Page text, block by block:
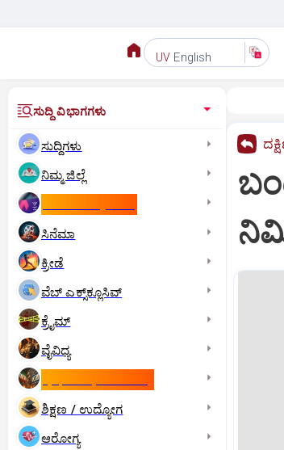
UV English
ಸುದ್ದಿ ವಿಭಾಗಗಳು
ಸುದ್ದಿಗಳು
ನಿಮ್ಮ ಜಿಲ್ಲೆ
ಸಿನೆಮಾ
ಕ್ರೀಡೆ
ವೆಬ್ ಎಕ್ಸ್‌ಕ್ಲೂಸಿವ್
ಕ್ರೈಮ್
ವೈವಿಧ್ಯ
ಶಿಕ್ಷಣ / ಉದ್ಯೋಗ
ಆರೋಗ್ಯ